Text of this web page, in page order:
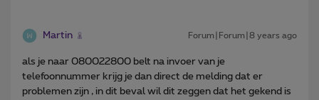
Martin Forum|Forum|8 years ago
als je naar 080022800 belt na invoer van je
telefoonnummer krijg je dan direct de melding dat er
problemen zijn , in dit beval wil dit zeggen dat het gekend is